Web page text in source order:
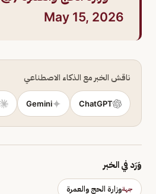
May 15, 2026
ناقش الخبر مع الذكاء الاصطناعي
ChatGPT
Gemini
وَرَد في الخبر
جهةوزارة الحج والعمرة